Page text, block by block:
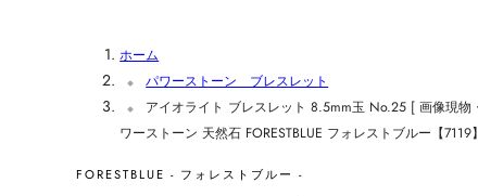
ホーム
パワーストーン ブレスレット
アイオライト ブレスレット 8.5mm玉 No.25 [ 画像現
ワーストーン 天然石 FORESTBLUE フォレストブルー【7119】
FORESTBLUE - フォレストブルー -